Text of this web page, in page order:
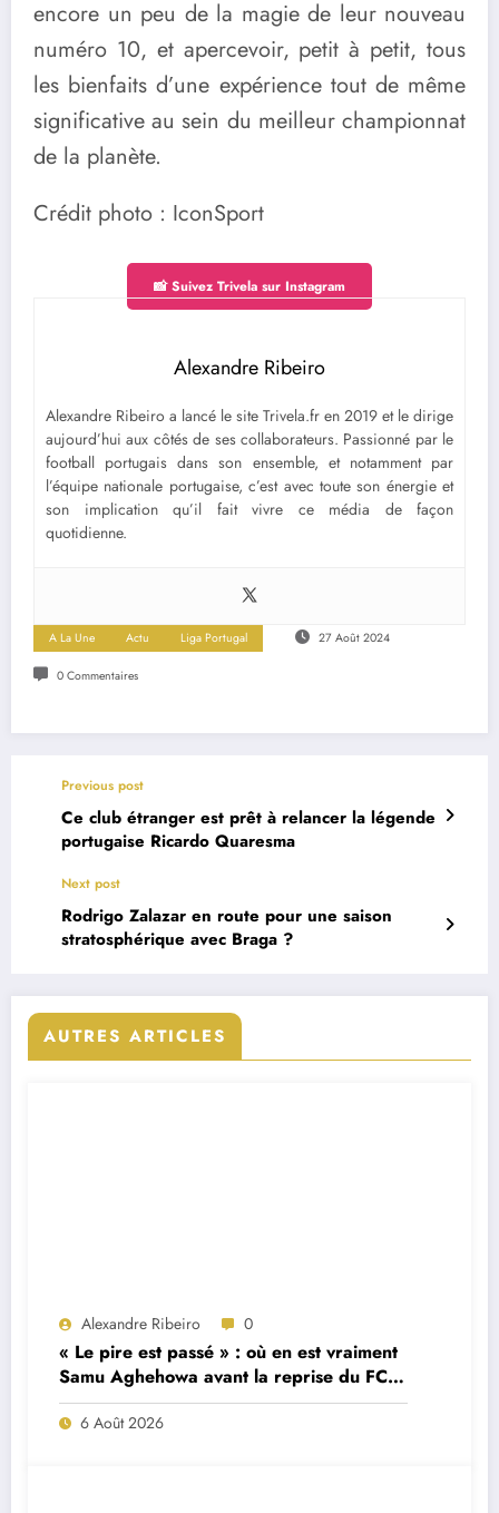
encore un peu de la magie de leur nouveau
numéro 10, et apercevoir, petit à petit, tous
les bienfaits d’une expérience tout de même
significative au sein du meilleur championnat
de la planète.
Crédit photo : IconSport
📸 Suivez Trivela sur Instagram
Alexandre Ribeiro
Alexandre Ribeiro a lancé le site Trivela.fr en 2019 et le dirige
aujourd’hui aux côtés de ses collaborateurs. Passionné par le
football portugais dans son ensemble, et notamment par
l’équipe nationale portugaise, c’est avec toute son énergie et
son implication qu’il fait vivre ce média de façon
quotidienne.
A La Une Actu Liga Portugal 27 Août 2024
0 Commentaires
Previous post
Ce club étranger est prêt à relancer la légende
portugaise Ricardo Quaresma
Next post
Rodrigo Zalazar en route pour une saison
stratosphérique avec Braga ?
AUTRES ARTICLES
Alexandre Ribeiro 0
« Le pire est passé » : où en est vraiment
Samu Aghehowa avant la reprise du FC
Porto ?
6 Août 2026